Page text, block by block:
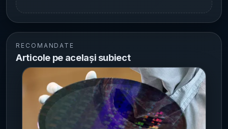
RECOMANDATE
Articole pe același subiect